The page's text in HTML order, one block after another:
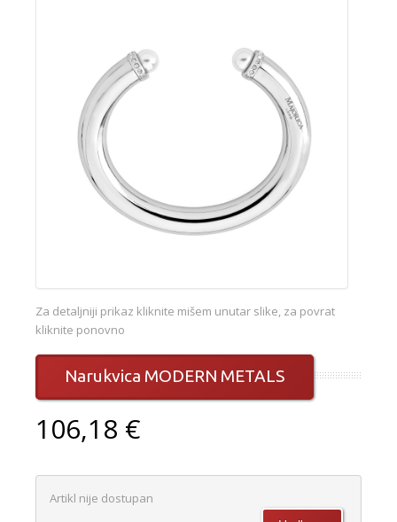
Za detaljniji prikaz kliknite mišem unutar slike, za povrat
kliknite ponovno
Narukvica MODERN METALS
106,18 €
Artikl nije dostupan